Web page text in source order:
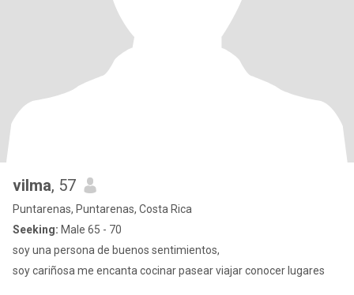
vilma, 57
Puntarenas, Puntarenas, Costa Rica
Seeking: Male 65 - 70
soy una persona de buenos sentimientos,
soy cariñosa me encanta cocinar pasear viajar conocer lugares